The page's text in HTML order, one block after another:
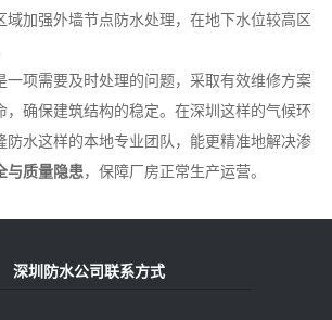
域加强外墙节点防水处理，在地下水位较高区
一项需要及时处理的问题，采取有效维修方案
，确保建筑结构的稳定。在深圳这样的气候环
防水这样的本地专业团队，能更精准地解决渗
与质量隐患，保障厂房正常生产运营。
深圳防水公司联系方式